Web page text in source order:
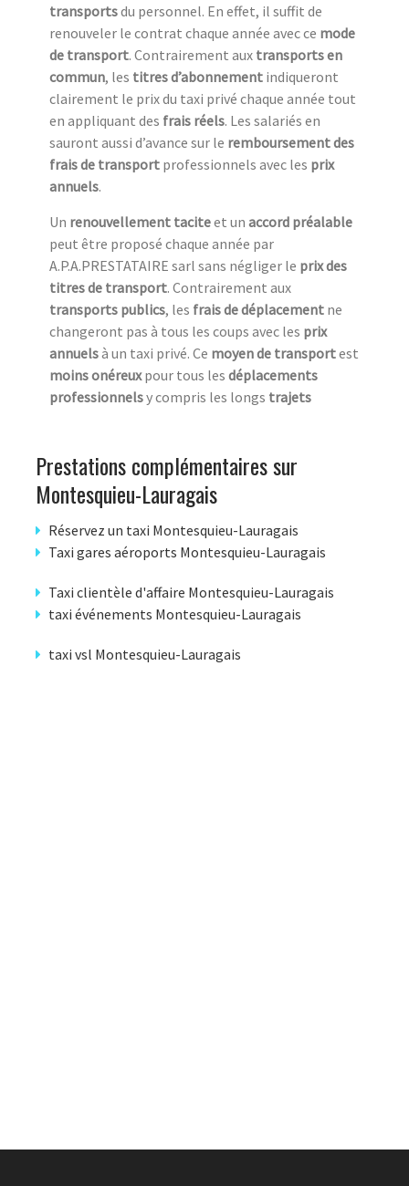
transportsdu personnel. En effet, il suffit de
renouveler le contrat chaque année avec ce mode
de transport. Contrairement aux transports en
commun, les titres d’abonnement indiqueront
clairement le prix du taxi privé chaque année tout
en appliquant des frais réels. Les salariés en
sauront aussi d’avance sur le remboursement des
frais de transport professionnels avec les prix
annuels.
Un renouvellement taciteet un accord préalable
peut être proposé chaque année par
A.P.A.PRESTATAIRE sarl sans négliger le prix des
titres de transport. Contrairement aux
transports publics, les frais de déplacement ne
changeront pas à tous les coups avec les prix
annuelsà un taxi privé. Ce moyen de transportest
moins onéreuxpour tous les déplacements
professionnelsy compris les longs trajets
Prestations complémentaires sur
Montesquieu-Lauragais
Réservez un taxi Montesquieu-Lauragais
Taxi gares aéroports Montesquieu-Lauragais
Taxi clientèle d'affaire Montesquieu-Lauragais
taxi événements Montesquieu-Lauragais
taxi vsl Montesquieu-Lauragais